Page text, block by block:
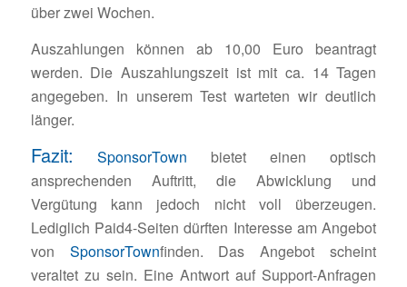
über zwei Wochen.
Auszahlungen können ab 10,00 Euro beantragt
werden. Die Auszahlungszeit ist mit ca. 14 Tagen
angegeben. In unserem Test warteten wir deutlich
länger.
Fazit: SponsorTown bietet einen optisch
ansprechenden Auftritt, die Abwicklung und
Vergütung kann jedoch nicht voll überzeugen.
Lediglich Paid4-Seiten dürften Interesse am Angebot
von SponsorTownfinden. Das Angebot scheint
veraltet zu sein. Eine Antwort auf Support-Anfragen